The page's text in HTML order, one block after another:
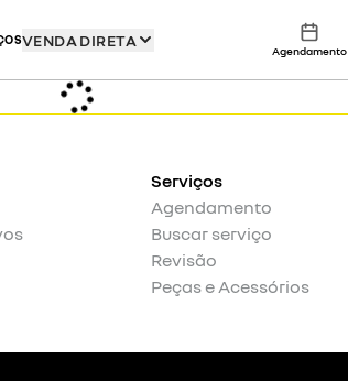
VENDA DIRETA
Agendamento
Serviços
Agendamento
Buscar serviço
Revisão
Peças e Acessórios